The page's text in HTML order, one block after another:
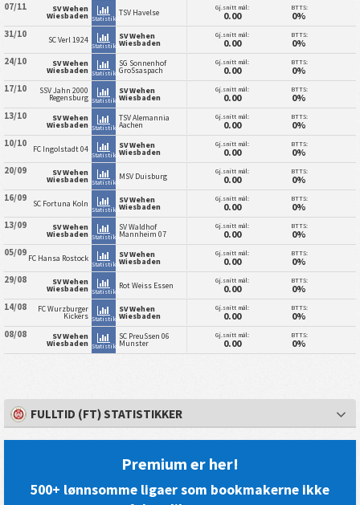
07/11 SV Wehen
Wiesbaden Statistikk
TSV Havelse Gj.snitt mål:
0.00
BTTS:
0%
31/10 SC Verl 1924
Statistikk
SV Wehen
Wiesbaden
Gj.snitt mål:
0.00
BTTS:
0%
24/10 SV Wehen
Wiesbaden Statistikk
SG Sonnenhof
GroSsaspach
Gj.snitt mål:
0.00
BTTS:
0%
17/10 SSV Jahn 2000
Regensburg Statistikk
SV Wehen
Wiesbaden
Gj.snitt mål:
0.00
BTTS:
0%
13/10 SV Wehen
Wiesbaden Statistikk
TSV Alemannia
Aachen
Gj.snitt mål:
0.00
BTTS:
0%
10/10 FC Ingolstadt 04
Statistikk
SV Wehen
Wiesbaden
Gj.snitt mål:
0.00
BTTS:
0%
20/09 SV Wehen
Wiesbaden Statistikk
MSV Duisburg Gj.snitt mål:
0.00
BTTS:
0%
16/09 SC Fortuna Koln
Statistikk
SV Wehen
Wiesbaden
Gj.snitt mål:
0.00
BTTS:
0%
13/09 SV Wehen
Wiesbaden Statistikk
SV Waldhof
Mannheim 07
Gj.snitt mål:
0.00
BTTS:
0%
05/09 FC Hansa Rostock
Statistikk
SV Wehen
Wiesbaden
Gj.snitt mål:
0.00
BTTS:
0%
29/08 SV Wehen
Wiesbaden Statistikk
Rot Weiss Essen Gj.snitt mål:
0.00
BTTS:
0%
14/08 FC Wurzburger
Kickers Statistikk
SV Wehen
Wiesbaden
Gj.snitt mål:
0.00
BTTS:
0%
08/08 SV Wehen
Wiesbaden Statistikk
SC PreuSsen 06
Munster
Gj.snitt mål:
0.00
BTTS:
0%
FULLTID (FT) STATISTIKKER
Premium er her!
500+ lønnsomme ligaer som bookmakerne ikke